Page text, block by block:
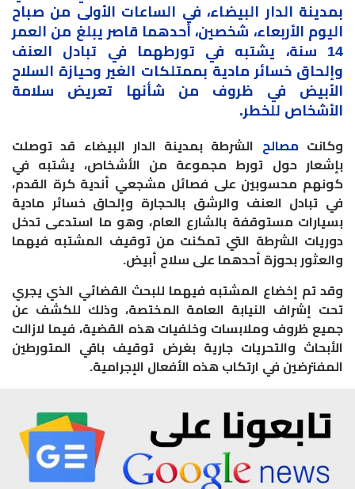
بمدينة الدار البيضاء، في الساعات الأولى من صباح
اليوم الأربعاء، شخصين، أحدهما قاصر يبلغ من العمر
14 سنة، يشتبه في تورطهما في تبادل العنف
وإلحاق خسائر مادية بممتلكات الغير وحيازة السلاح
الأبيض في ظروف من شأنها تعريض سلامة
الأشخاص للخطر.
وكانت مصالح
الشرطة بمدينة الدار البيضاء قد توصلت
بإشعار حول تورط مجموعة من الأشخاص، يشتبه في
كونهم محسوبين على فصائل مشجعي أندية كرة القدم،
في تبادل العنف والرشق بالحجارة وإلحاق خسائر مادية
بسيارات مستوقفة بالشارع العام، وهو ما استدعى تدخل
دوريات الشرطة التي تمكنت من توقيف المشتبه فيهما
والعثور بحوزة أحدهما على سلاح أبيض.
وقد تم إخضاع المشتبه فيهما للبحث القضائي الذي يجري
تحت إشراف النيابة العامة المختصة، وذلك للكشف عن
جميع ظروف وملابسات وخلفيات هذه القضية، فيما لازالت
الأبحاث والتحريات جارية بغرض توقيف باقي المتورطين
المفترضين في ارتكاب هذه الأفعال الإجرامية.